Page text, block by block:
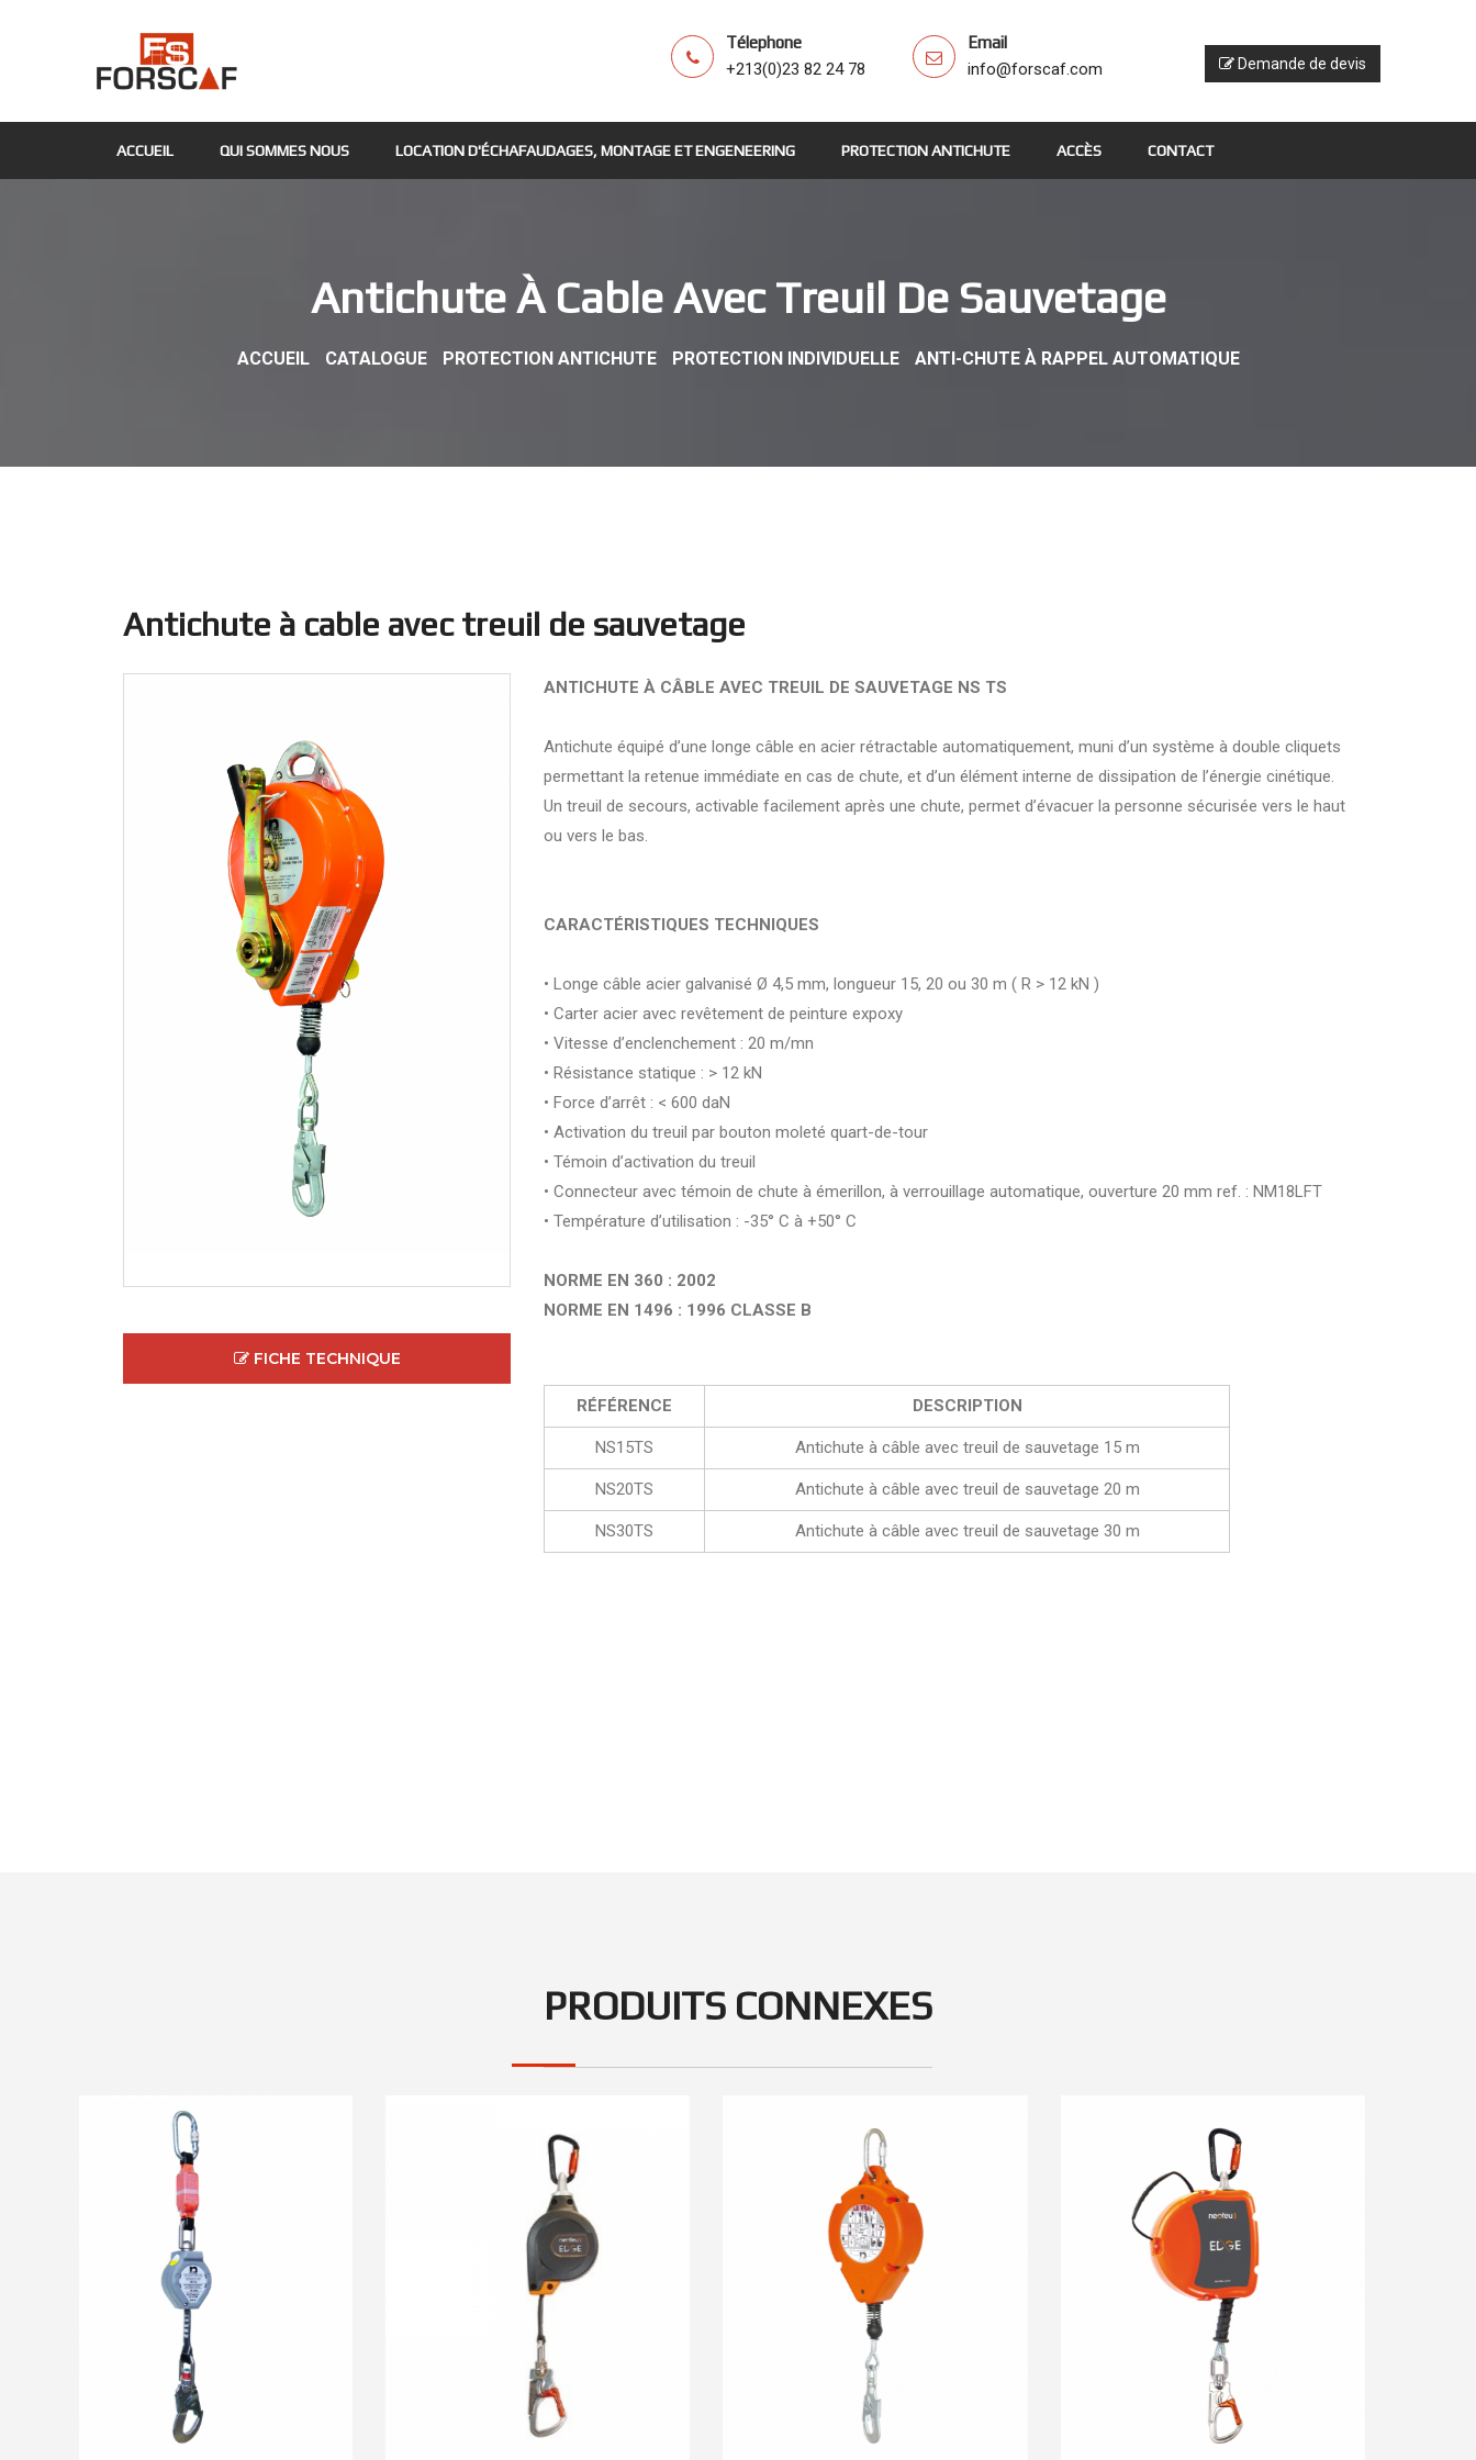
Télephone
+213(0)23 82 24 78
Email
info@forscaf.com Demande de devis
ACCUEIL QUI SOMMES NOUS LOCATION D'ÉCHAFAUDAGES, MONTAGE ET ENGENEERING PROTECTION ANTICHUTE ACCÈS CONTACT
Antichute À Cable Avec Treuil De Sauvetage
ACCUEIL CATALOGUE PROTECTION ANTICHUTE PROTECTION INDIVIDUELLE ANTI-CHUTE À RAPPEL AUTOMATIQUE
Antichute à cable avec treuil de sauvetage
FICHE TECHNIQUE
ANTICHUTE À CÂBLE AVEC TREUIL DE SAUVETAGE NS TS
Antichute équipé d’une longe câble en acier rétractable automatiquement, muni d’un système à double cliquets
permettant la retenue immédiate en cas de chute, et d’un élément interne de dissipation de l’énergie cinétique.
Un treuil de secours, activable facilement après une chute, permet d’évacuer la personne sécurisée vers le haut
ou vers le bas.
CARACTÉRISTIQUES TECHNIQUES
• Longe câble acier galvanisé Ø 4,5 mm, longueur 15, 20 ou 30 m ( R > 12 kN )
• Carter acier avec revêtement de peinture expoxy
• Vitesse d’enclenchement : 20 m/mn
• Résistance statique : > 12 kN
• Force d’arrêt : < 600 daN
• Activation du treuil par bouton moleté quart-de-tour
• Témoin d’activation du treuil
• Connecteur avec témoin de chute à émerillon, à verrouillage automatique, ouverture 20 mm ref. : NM18LFT
• Température d’utilisation : -35° C à +50° C
NORME EN 360 : 2002
NORME EN 1496 : 1996 CLASSE B
RÉFÉRENCE DESCRIPTION
NS15TS Antichute à câble avec treuil de sauvetage 15 m
NS20TS Antichute à câble avec treuil de sauvetage 20 m
NS30TS Antichute à câble avec treuil de sauvetage 30 m
PRODUITS CONNEXES